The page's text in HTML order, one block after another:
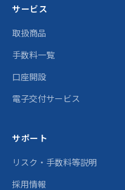
サービス
取扱商品
手数料一覧
口座開設
電子交付サービス
サポート
リスク・手数料等説明
採用情報